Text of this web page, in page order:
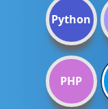
Python
PHP